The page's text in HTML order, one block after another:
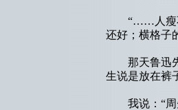
“……人瘦不
还好；横格子
那天鲁迅先
生说是放在
我说：“周先